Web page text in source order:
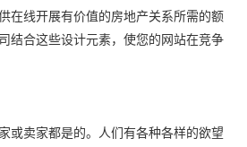
在线开展有价值的房地产关系所需的额
结合这些设计元素，使您的网站在竞争
或卖家都是的。人们有各种各样的欲望